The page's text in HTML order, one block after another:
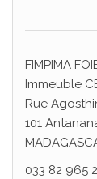
FIMPIMA
Immeuble
Rue
101
033 82 965